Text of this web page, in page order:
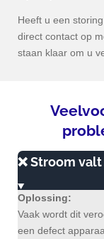
Heeft u een
direct contact op
staan klaar om u
❌ Stroom
Oplossing:
Vaak wordt dit
een defect